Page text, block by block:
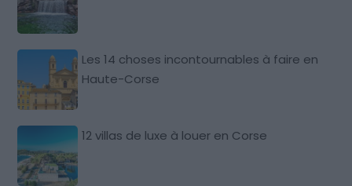
Les 14 choses incontournables à faire en
Haute-Corse
12 villas de luxe à louer en Corse